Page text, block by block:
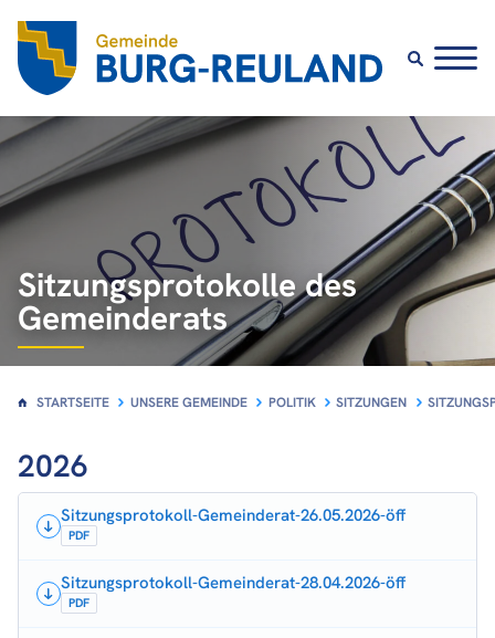
Sitzungsprotokolle des
Gemeinderats
STARTSEITE UNSERE GEMEINDE POLITIK SITZUNGEN
2026
Sitzungsprotokoll-Gemeinderat-26.05.2026-öff
PDF
Sitzungsprotokoll-Gemeinderat-28.04.2026-öff
PDF
Politik
Vorstellung GK und GR
Sitzungen
Räte in der Gemeinde